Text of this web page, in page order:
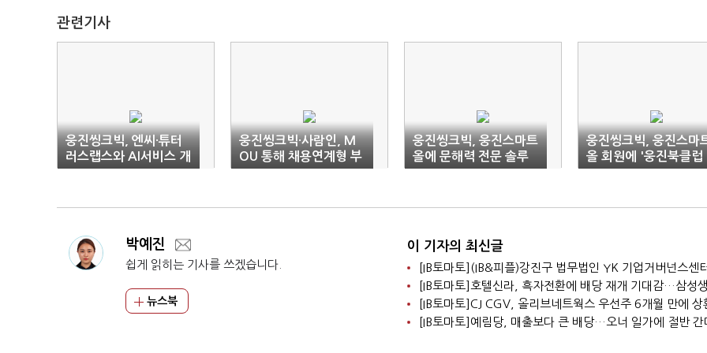
관련기사
웅진씽크빅, 엔씨·튜터
러스랩스와 AI서비스 개
발 협력
웅진씽크빅·사람인, M
OU 통해 채용연계형 부
트캠프 공동 실시
웅진씽크빅, 웅진스마트
올에 문해력 전문 솔루
션 출시
웅진씽크빅, 웅진스마
올 회원에 '웅진북클럽
라이브러리' 무료 오픈
박예진
쉽게 읽히는 기사를 쓰겠습니다.
뉴스북
이 기자의 최신글
[IB토마토]CJ CGV, 올리브네트웍스 우선주 6개월 만에
[IB토마토]예림당, 매출보다 큰 배당…오너 일가에 절반 간